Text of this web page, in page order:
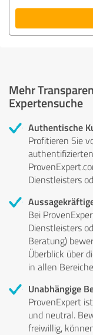
Mehr
Expertensuche
Authentische
Profitieren Sie
Dienstleisters
Bei
Dienstleisters
Beratung)
Überblick über
in allen
Unabhängige
ProvenExpert
und neutral.
freiwillig,